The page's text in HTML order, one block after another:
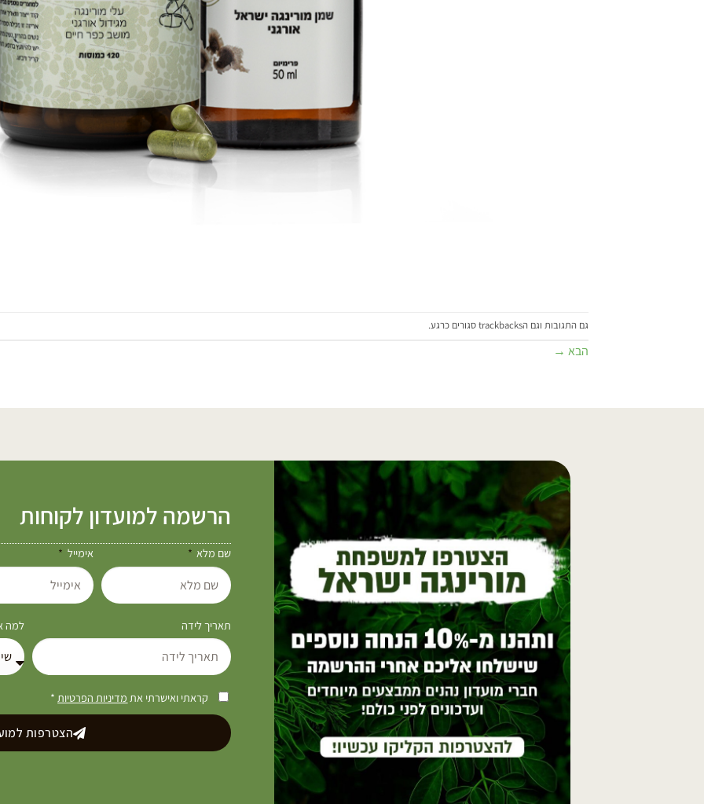
גם התגובות וגם הtrackbacks סגורים כרגע.
הבא →
הרשמה למועדון לקוחות
שם מלא אימייל
תאריך לידה למה
קראתי ואישרתי את מדיניות הפרטיות*
הצטרפות